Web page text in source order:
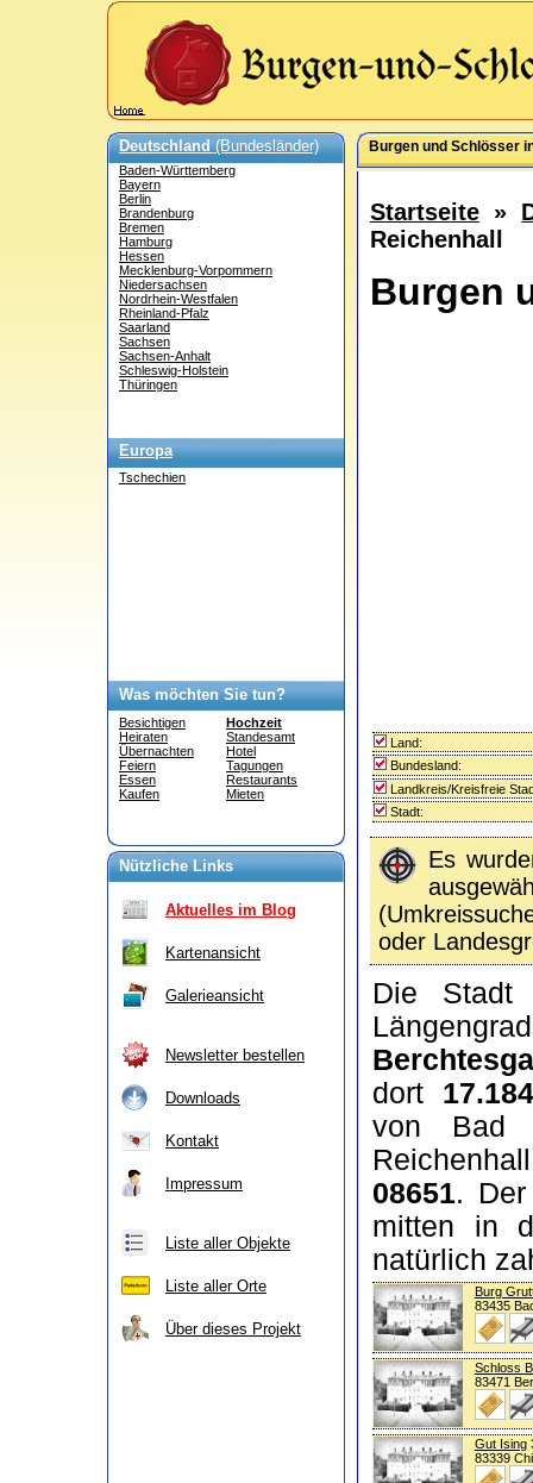
Deutschland(Bundesländer)
Baden-Württemberg
Bayern
Berlin
Brandenburg
Bremen
Hamburg
Hessen
Mecklenburg-Vorpommern
Niedersachsen
Nordrhein-Westfalen
Rheinland-Pfalz
Saarland
Sachsen
Sachsen-Anhalt
Schleswig-Holstein
Thüringen
Europa
Tschechien
Was möchten Sie tun?
Besichtigen
Heiraten
Übernachten
Feiern
Essen
Kaufen
Hochzeit
Standesamt
Hotel
Tagungen
Restaurants
Mieten
Nützliche Links
Aktuelles im Blog
Kartenansicht
Galerieansicht
Newsletter bestellen
Downloads
Kontakt
Impressum
Liste aller Objekte
Liste aller Orte
Über dieses Projekt
Burgen und Schlösser
Startseite »
Reichenhall
Burgen
Land:
Bundesland:
Landkreis/Kreisfreie
Stadt:
Es
oder
Die
dort
von Bad
08651.
mitten in
natürlich
Burg
83435
Schloss
83471
Gut Ising
83339